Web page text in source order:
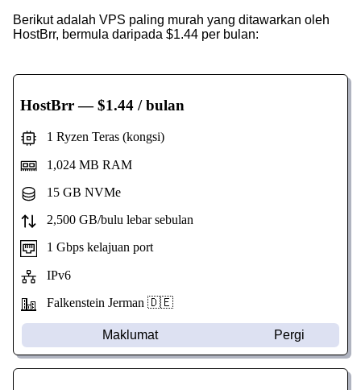
Berikut adalah VPS paling murah yang ditawarkan oleh
HostBrr, bermula daripada $1.44 per bulan:
HostBrr— $1.44 / bulan
1 Ryzen Teras (kongsi)
1,024 MB RAM
15 GB NVMe
2,500 GB/bulu lebar sebulan
1 Gbps kelajuan port
IPv6
Falkenstein Jerman 🇩🇪
Maklumat Pergi